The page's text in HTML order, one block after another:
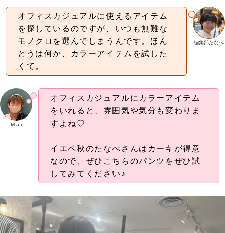
編集部たなべ
オフィスカジュアルに使えるアイテム
を探しているのですが、いつも無難な
モノクロを選んでしまうんです。ほん
とうは何か、カラーアイテムを試した
くて。
M a i
オフィスカジュアルにカラーアイテム
をいれると、雰囲気や気分も変わりま
すよね♡
イエベ秋のたなべさんはカーキが得意
なので、ぜひこちらのパンツをぜひ試
してみてください♪